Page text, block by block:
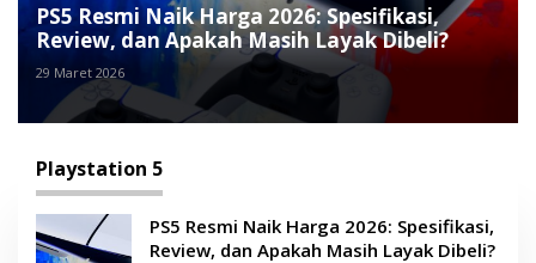
PS5 Resmi Naik Harga 2026: Spesifikasi,
Review, dan Apakah Masih Layak Dibeli?
29 Maret 2026
Playstation 5
PS5 Resmi Naik Harga 2026: Spesifikasi,
Review, dan Apakah Masih Layak Dibeli?